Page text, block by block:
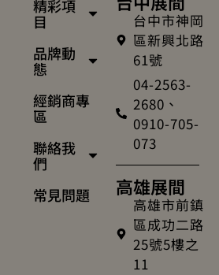
精彩項
目
品牌動
態
經銷商專
區
聯絡我
們
常見問題
台中市神岡
區新興北路
61號
04-2563-
2680、
0910-705-
073
高雄展間
高雄市前鎮
區成功二路
25號5樓之
11